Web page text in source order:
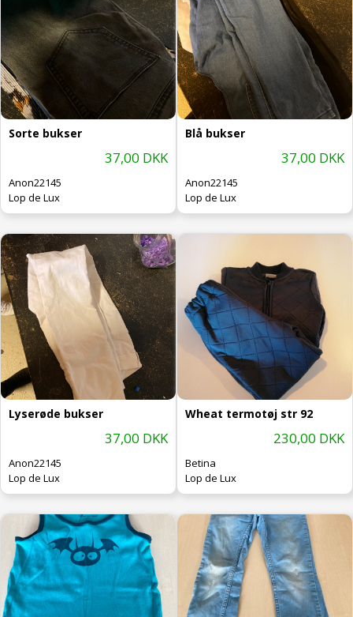
Sorte bukser
37,00 DKK
Anon22145
Lop de Lux
Blå bukser
37,00 DKK
Anon22145
Lop de Lux
Lyserøde bukser
37,00 DKK
Anon22145
Lop de Lux
Wheat termotøj str 92
230,00 DKK
Betina
Lop de Lux